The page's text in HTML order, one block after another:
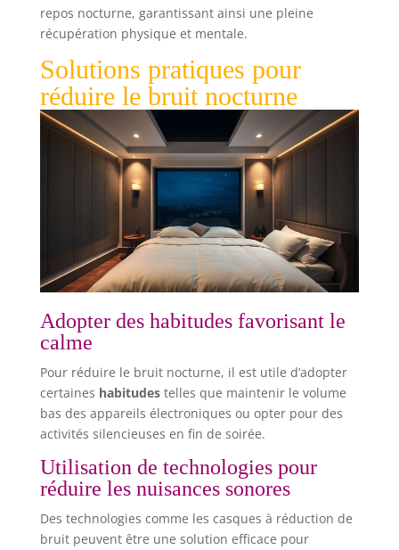
repos nocturne, garantissant ainsi une pleine
récupération physique et mentale.
Solutions pratiques pour
réduire le bruit nocturne
Adopter des habitudes favorisant le
calme
Pour réduire le bruit nocturne, il est utile d’adopter
certaines habitudestelles que maintenir le volume
bas des appareils électroniques ou opter pour des
activités silencieuses en fin de soirée.
Utilisation de technologies pour
réduire les nuisances sonores
Des technologies comme les casques à réduction de
bruit peuvent être une solution efficace pour